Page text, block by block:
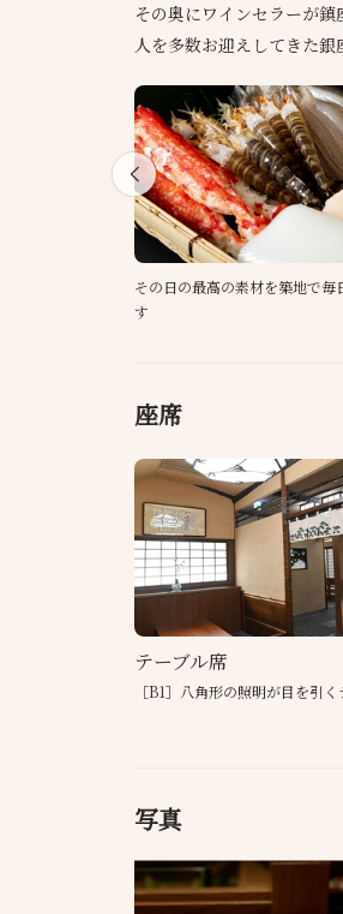
その奥にワインセラーが
人を多数お迎えしてきた
その日の最高の素材を築地で毎
す
座席
テーブル席
［B1］八角形の照明が目を引
写真